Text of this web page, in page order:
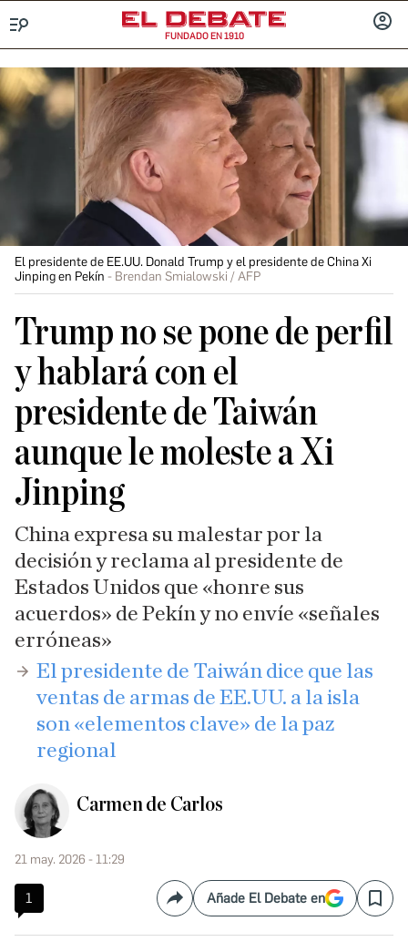
FUNDADO EN 1910
El presidente de EE.UU. Donald Trump y el presidente de China Xi
Jinping en Pekín
Brendan Smialowski / AFP
Trump no se pone de perfil
y hablará con el
presidente de Taiwán
aunque le moleste a Xi
Jinping
China expresa su malestar por la
decisión y reclama al presidente de
Estados Unidos que «honre sus
acuerdos» de Pekín y no envíe «señales
erróneas»
El presidente de Taiwán dice que las
ventas de armas de EE.UU. a la isla
son «elementos clave» de la paz
regional
Carmen de Carlos
21 may. 2026 - 11:29
1 CompartirAñade El Debate en Save